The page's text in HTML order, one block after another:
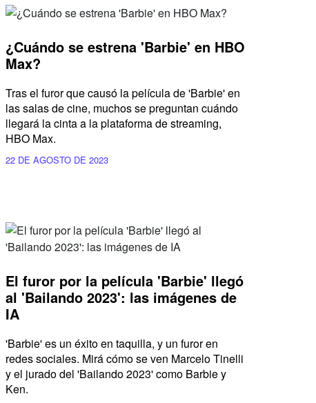
¿Cuándo se estrena 'Barbie' en HBO
Max?
Tras el furor que causó la película de 'Barbie' en
las salas de cine, muchos se preguntan cuándo
llegará la cinta a la plataforma de streaming,
HBO Max.
22 DE AGOSTO DE 2023
El furor por la película 'Barbie' llegó
al 'Bailando 2023': las imágenes de
IA
'Barbie' es un éxito en taquilla, y un furor en
redes sociales. Mirá cómo se ven Marcelo Tinelli
y el jurado del 'Bailando 2023' como Barbie y
Ken.